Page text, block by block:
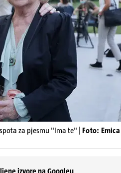
za pjesmu "Ima te" | Foto: Emica
izvore na Googleu